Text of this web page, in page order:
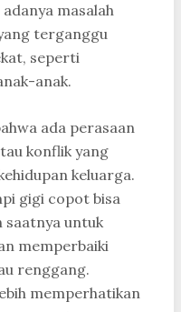
masalah
terganggu
seperti
anak.
ada perasaan
konflik yang
keluarga.
gigi copot bisa
saatnya untuk
memperbaiki
renggang.
memperhatikan